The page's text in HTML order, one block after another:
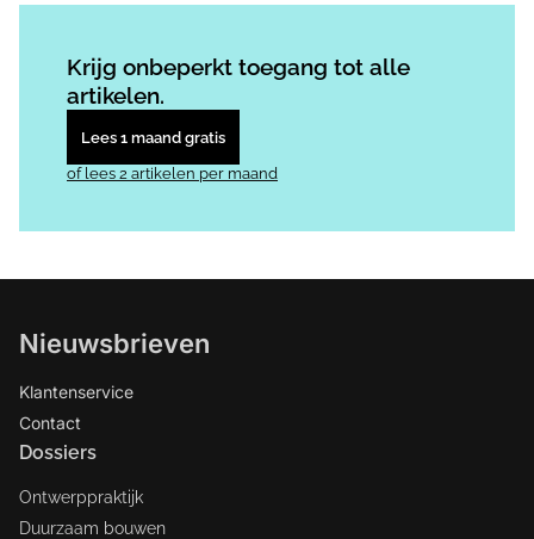
Krijg onbeperkt toegang tot alle
artikelen.
Lees 1 maand gratis
of lees 2 artikelen per maand
Nieuwsbrieven
Klantenservice
Contact
Dossiers
Ontwerppraktijk
Duurzaam bouwen